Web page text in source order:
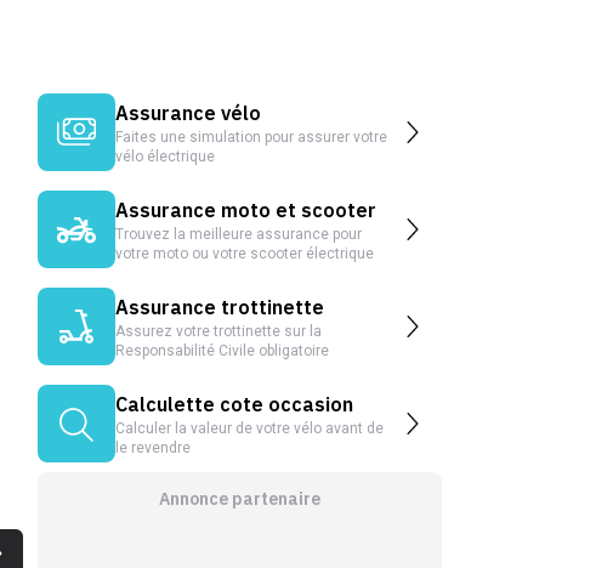
Assurance vélo
Faites une simulation pour assurer votre
vélo électrique
Assurance moto et scooter
Trouvez la meilleure assurance pour
votre moto ou votre scooter électrique
Assurance trottinette
Assurez votre trottinette sur la
Responsabilité Civile obligatoire
Calculette cote occasion
Calculer la valeur de votre vélo avant de
le revendre
Annonce partenaire